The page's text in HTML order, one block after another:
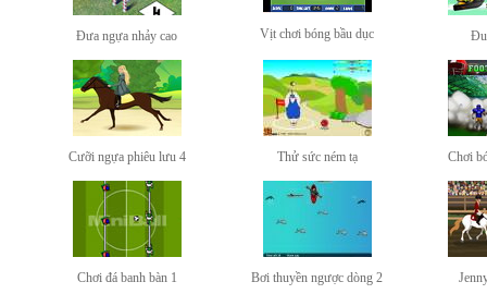
Đưa ngựa nhảy cao Vịt chơi bóng bầu dục
Cưỡi ngựa phiêu lưu 4 Thử sức ném tạ Chơi
Chơi đá banh bàn 1 Bơi thuyền ngược dòng 2